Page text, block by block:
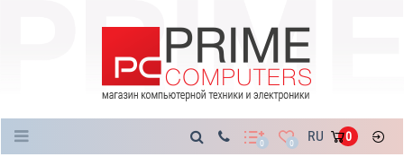
0 0 RU 0